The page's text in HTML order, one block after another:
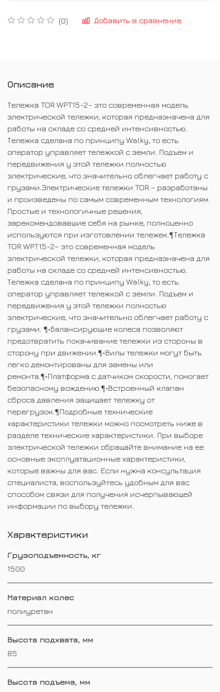
(0) Добавить в сравнение
Описание
Тележка TOR WPT15-2– это современная модель
электрической тележки, которая предназначена для
работы на складе со средней интенсивностью.
Тележка сделана по принципу Walky, то есть
оператор управляет тележкой с земли. Подъем и
передвижения у этой тележки полностью
электрические, что значительно облегчает работу с
грузами.Электрические тележки TOR – разработаны
и произведены по самым современным технологиям.
Простые и технологичные решения,
зарекомендовавшие себя на рынке, полноценно
используются при изготовлении тележек.¶Тележка
TOR WPT15-2– это современная модель
электрической тележки, которая предназначена для
работы на складе со средней интенсивностью.
Тележка сделана по принципу Walky, то есть
оператор управляет тележкой с земли. Подъем и
передвижения у этой тележки полностью
электрические, что значительно облегчает работу с
грузами. ¶•Балансирующие колеса позволяют
предотвратить покачивание тележки из стороны в
сторону при движении.¶•Вилы тележки могут быть
легко демонтированы для замены или
ремонта.¶•Платформа с датчиком скорости, помогает
безопасному вождению.¶•Встроенный клапан
сброса давления защищает тележку от
перегрузок.¶Подробные технические
характеристики тележки можно посмотреть ниже в
разделе технические характеристики. При выборе
электрической тележки обращайте внимание на ее
основные эксплуатационные характеристики,
которые важны для вас. Если нужна консультация
специалиста, воспользуйтесь удобным для вас
способом связи для получения исчерпывающей
информации по выбору тележки.
Характеристики
Грузоподъемность, кг
1500
Материал колес
полиуретан
Высота подхвата, мм
85
Высота подъема, мм